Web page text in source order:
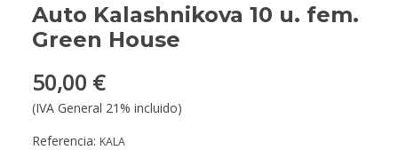
Auto Kalashnikova 10 u. fem.
Green House
50,00 €
(IVA General 21% incluido)
Referencia: KALA